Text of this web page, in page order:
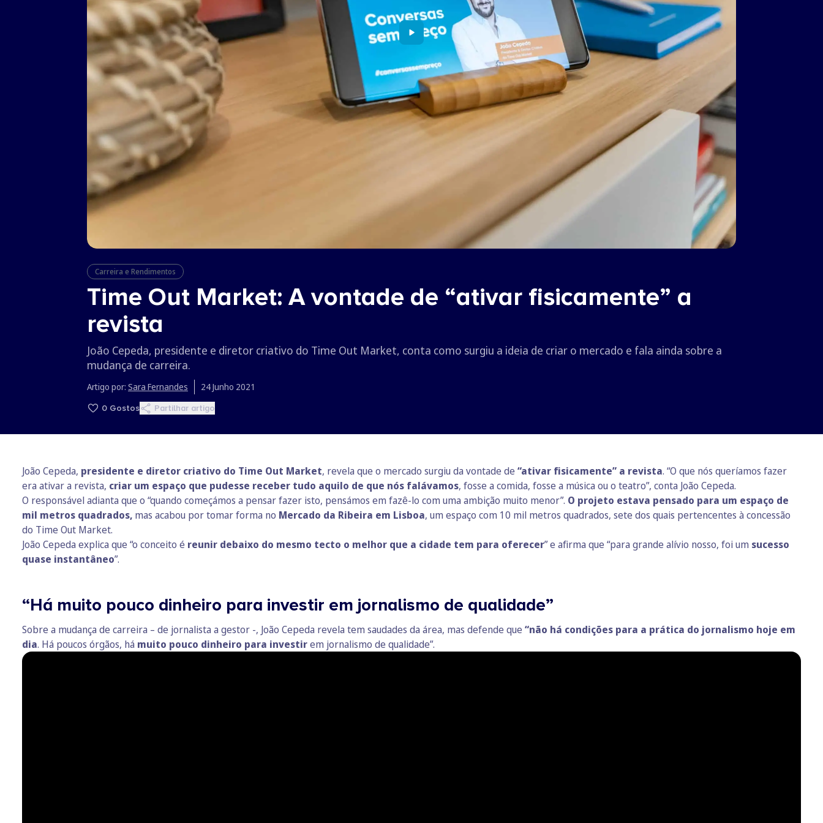
Carreira e Rendimentos
Time Out Market: A vontade de “ativar fisicamente” a
revista
João Cepeda, presidente e diretor criativo do Time Out Market, conta como surgiu a ideia de criar o mercado e fala ainda sobre a
mudança de carreira.
Artigo por: Sara Fernandes 24 Junho 2021
0 Gostos Partilhar artigo
João Cepeda, presidente e diretor criativo do Time Out Market, revela que o mercado surgiu da vontade de “ativar fisicamente” a revista. “O que nós queríamos fazer
era ativar a revista, criar um espaço que pudesse receber tudo aquilo de que nós falávamos, fosse a comida, fosse a música ou o teatro”, conta João Cepeda.
O responsável adianta que o “quando começámos a pensar fazer isto, pensámos em fazê-lo com uma ambição muito menor”. O projeto estava pensado para um espaço de
mil metros quadrados, mas acabou por tomar forma no Mercado da Ribeira em Lisboa, um espaço com 10 mil metros quadrados, sete dos quais pertencentes à concessão
do Time Out Market.
João Cepeda explica que “o conceito é reunir debaixo do mesmo tecto o melhor que a cidade tem para oferecer” e afirma que “para grande alívio nosso, foi um sucesso
quase instantâneo”.
“Há muito pouco dinheiro para investir em jornalismo de qualidade”
Sobre a mudança de carreira – de jornalista a gestor -, João Cepeda revela tem saudades da área, mas defende que “não há condições para a prática do jornalismo hoje em
dia. Há poucos órgãos, há muito pouco dinheiro para investirem jornalismo de qualidade”.